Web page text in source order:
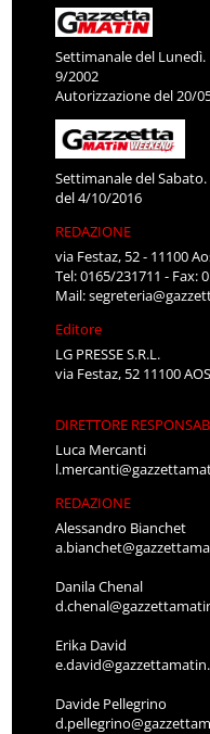
Settimanale del
9/2002
Autorizzazione del 20/
Settimanale del
del 4/10/2016
REDAZIONE
via Festaz, 52 - 11100
Tel: 0165/231711 - Fax:
Mail:
Editore
LG PRESSE S.R.L.
via Festaz, 52 11100
DIRETTORE
Luca Mercanti
REDAZIONE
Alessandro Bianchet
Danila Chenal
Erika David
Davide Pellegrino